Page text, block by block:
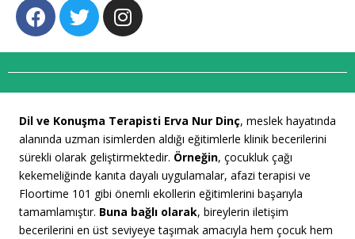
Dil ve Konuşma Terapisti Erva Nur Dinç, meslek hayatında
alanında uzman isimlerden aldığı eğitimlerle klinik becerilerini
sürekli olarak geliştirmektedir. Örneğin, çocukluk çağı
kekemeliğinde kanıta dayalı uygulamalar, afazi terapisi ve
Floortime 101 gibi önemli ekollerin eğitimlerini başarıyla
tamamlamıştır. Buna bağlı olarak, bireylerin iletişim
becerilerini en üst seviyeye taşımak amacıyla hem çocuk hem